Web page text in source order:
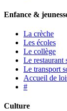
Enfance &
La crèche
Les écoles
Le collège
Le restaurant
Le transport
Accueil de
#
Culture